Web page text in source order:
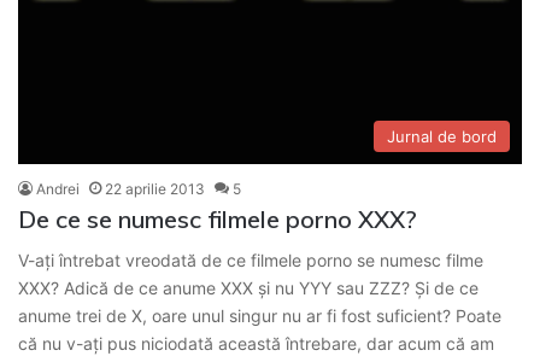
Jurnal de bord
Andrei 22 aprilie 2013 5
De ce se numesc filmele porno XXX?
V-ați întrebat vreodată de ce filmele porno se numesc filme
XXX? Adică de ce anume XXX și nu YYY sau ZZZ? Și de ce
anume trei de X, oare unul singur nu ar fi fost suficient? Poate
că nu v-ați pus niciodată această întrebare, dar acum că am